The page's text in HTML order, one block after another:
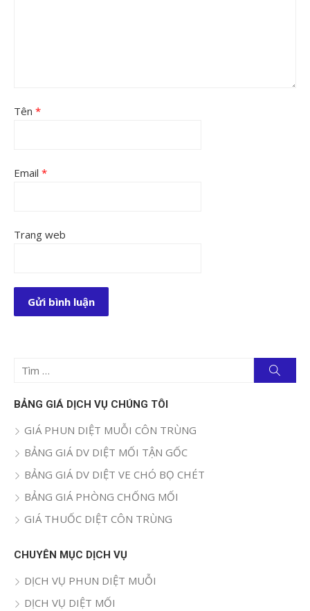
Tên *
Email *
Trang web
Tìm
quả
kiếm
BẢNG GIÁ DỊCH VỤ CHÚNG TÔI
GIÁ PHUN DIỆT MUỖI CÔN TRÙNG
BẢNG GIÁ DV DIỆT MỐI TẬN GỐC
BẢNG GIÁ DV DIỆT VE CHÓ BỌ CHÉT
BẢNG GIÁ PHÒNG CHỐNG MỐI
GIÁ THUỐC DIỆT CÔN TRÙNG
CHUYÊN MỤC DỊCH VỤ
DỊCH VỤ PHUN DIỆT MUỖI
DỊCH VỤ DIỆT MỐI